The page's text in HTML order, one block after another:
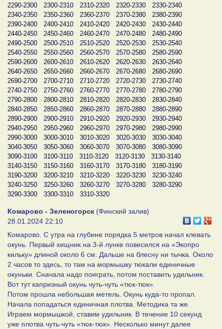
2290-2300
2300-2310 2310-2320 2320-2330
2330-2340
2340-2350
2350-2360 2360-2370 2370-2380
2380-2390
2390-2400
2400-2410 2410-2420 2420-2430
2430-2440
2440-2450
2450-2460 2460-2470 2470-2480
2480-2490
2490-2500
2500-2510 2510-2520 2520-2530
2530-2540
2540-2550
2550-2560 2560-2570 2570-2580
2580-2590
2590-2600
2600-2610 2610-2620 2620-2630
2630-2640
2640-2650
2650-2660 2660-2670 2670-2680
2680-2690
2690-2700
2700-2710 2710-2720 2720-2730
2730-2740
2740-2750
2750-2760 2760-2770 2770-2780
2780-2790
2790-2800
2800-2810 2810-2820 2820-2830
2830-2840
2840-2850
2850-2860 2860-2870 2870-2880
2880-2890
2890-2900
2900-2910 2910-2920 2920-2930
2930-2940
2940-2950
2950-2960 2960-2970 2970-2980
2980-2990
2990-3000
3000-3010 3010-3020 3020-3030
3030-3040
3040-3050
3050-3060 3060-3070 3070-3080
3080-3090
3090-3100
3100-3110 3110-3120 3120-3130
3130-3140
3140-3150
3150-3160 3160-3170 3170-3180
3180-3190
3190-3200
3200-3210 3210-3220 3220-3230
3230-3240
3240-3250
3250-3260 3260-3270 3270-3280
3280-3290
3290-3300
3300-3310 3310-3320
Комарово - Зеленогорск (Финский залив)
28.01.2024 22:10
Комарово. С утра на глубине порядка 5 метров начал клевать
окунь. Первый хищник на 3-й лунке повесился на «Экопро
кильку» длиной около 6 см. Дальше на блесну ни тычка. Около
2 часов то здесь, то там на мормышку тюкали единичные
окуньки. Сначала надо поиграть, потом поставить удильник.
Вот тут капризный окунь чуть-чуть «тюк-тюк».
Потом прошла небольшая метель. Окунь куда-то пропал.
Начала попадаться единичная плотва. Методика та же.
Играем мормышкой, ставим удильник. В течение 10 секунд
уже плотва чуть-чуть «тюк-тюк». Несколько минут далее